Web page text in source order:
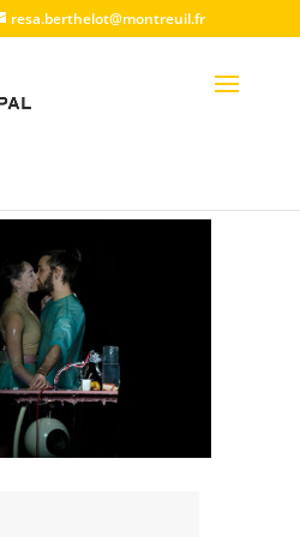
resa.berthelot@montreuil.fr